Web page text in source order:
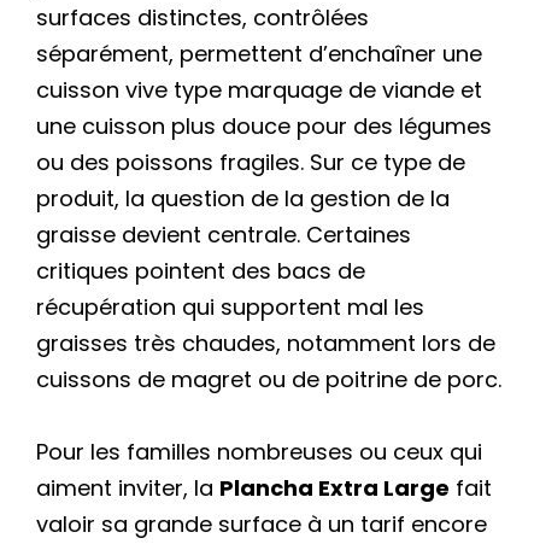
surfaces distinctes, contrôlées
séparément, permettent d’enchaîner une
cuisson vive type marquage de viande et
une cuisson plus douce pour des légumes
ou des poissons fragiles. Sur ce type de
produit, la question de la gestion de la
graisse devient centrale. Certaines
critiques pointent des bacs de
récupération qui supportent mal les
graisses très chaudes, notamment lors de
cuissons de magret ou de poitrine de porc.
Pour les familles nombreuses ou ceux qui
aiment inviter, la Plancha Extra Large fait
valoir sa grande surface à un tarif encore